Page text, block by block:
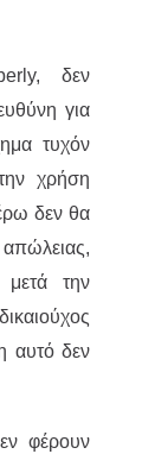
δεν
για
τυχόν
χρήση
δεν θα
την
αυτό δεν
φέρουν